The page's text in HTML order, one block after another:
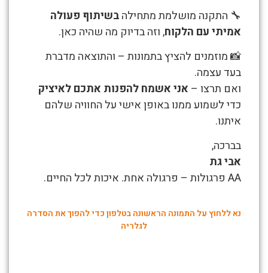
🔧 התקנה מושלמת מתחילהבשיתוף פעולה
אמיתי עם הלקוח, וזה בדיוק מה שהיה כאן.
📸 מוזמנים להציץ בתמונות – והתוצאה מדברת
בעד עצמה.
ואם תרצו – אני אשמח להפנות אתכם לאיציק
כדי לשמוע ממנו באופן אישי על החוויה שלהם
איתנו.
בברכה,
אבי גת
AA פרגולות – פרגולה אחת. איכות לכל החיים.
נא ללחוץ על התמונה הראשונה בטלפון כדי להפוך את הסדרה
לגלריה